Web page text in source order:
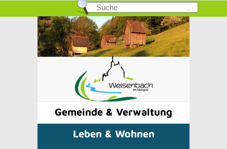
Gemeinde & Verwaltung
Leben & Wohnen